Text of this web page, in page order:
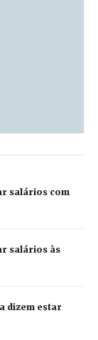
salários com
salários às
dizem estar